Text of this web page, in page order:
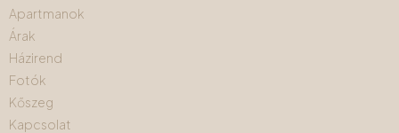
Apartmanok
Árak
Házirend
Fotók
Kőszeg
Kapcsolat